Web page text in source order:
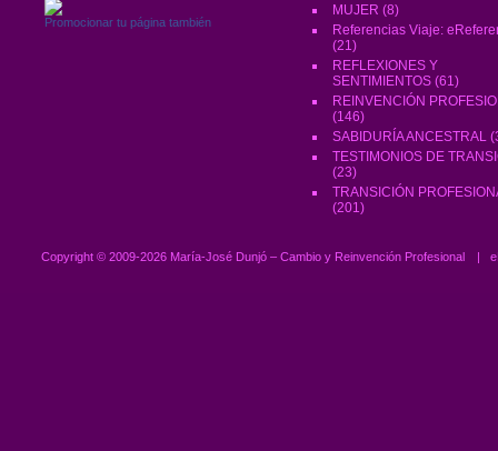
Promocionar tu página también
MUJER (8)
Referencias Viaje:
(21)
REFLEXIONES Y
SENTIMIENTOS (61)
REINVENCIÓN
(146)
SABIDURÍA ANCESTRAL
TESTIMONIOS DE
(23)
TRANSICIÓN
(201)
Copyright © 2009-2026 María-José Dunjó – Cambio y Reinvención Profesional |